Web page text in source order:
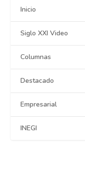
Inicio
Siglo XXI Video
Columnas
Destacado
Empresarial
INEGI